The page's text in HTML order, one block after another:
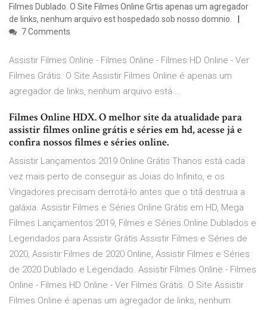
Filmes Dublado. O Site Filmes Online Grtis apenas um agregador
de links, nenhum arquivo est hospedado sob nosso domnio.
7 Comments
Assistir Filmes Online - Filmes Online - Filmes HD Online - Ver
Filmes Grátis. O Site Assistir Filmes Online é apenas um
agregador de links, nenhum arquivo está …
Filmes Online HDX. O melhor site da atualidade para
assistir filmes online grátis e séries em hd, acesse já e
confira nossos filmes e séries online.
Assistir Lançamentos 2019 Online Grátis Thanos está cada
vez mais perto de conseguir as Joias do Infinito, e os
Vingadores precisam derrotá-lo antes que o titã destruia a
galáxia. Assistir Filmes e Séries Online Grátis em HD, Mega
Filmes Lançamentos 2019, Filmes e Séries Online Dublados e
Legendados para Assistir Grátis Assistir Filmes e Séries de
2020, Assistir Filmes de 2020 Online, Assistir Filmes e Séries
de 2020 Dublado e Legendado. Assistir Filmes Online - Filmes
Online - Filmes HD Online - Ver Filmes Grátis. O Site Assistir
Filmes Online é apenas um agregador de links, nenhum